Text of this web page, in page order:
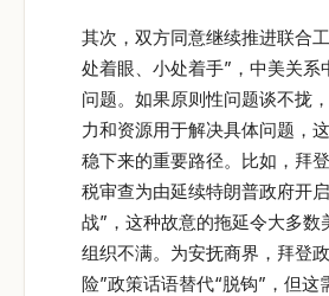
其次，双方同意继续推进联合
处着眼、小处着手”，中美关系
问题。如果原则性问题谈不拢
力和资源用于解决具体问题，
稳下来的重要路径。比如，拜
税审查为由延续特朗普政府开
战”，这种故意的拖延令大多数
组织不满。为安抚商界，拜登
险”政策话语替代“脱钩”，但这